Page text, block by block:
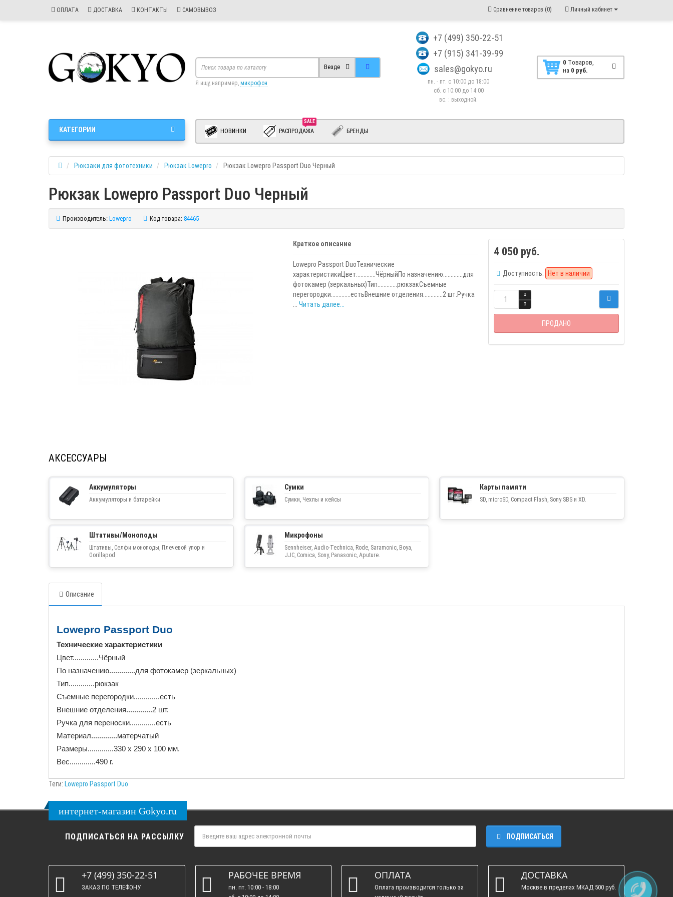
ОПЛАТА ДОСТАВКА КОНТАКТЫ САМОВЫВОЗ Личный кабинет
Сравнение товаров (0)
+7 (499) 350-22-51
+7 (915) 341-39-99
sales@gokyo.ru
пн. - пт. с 10:00 до 18:00
сб. c 10:00 до 14:00
вс. : выходной.
0 Tоваров,
на 0 руб.
Везде
Я ищу, например, микрофон
НОВИНКИ
SALE
РАСПРОДАЖА БРЕНДЫ
КАТЕГОРИИ
Рюкзаки для фототехники Рюкзак Lowepro Рюкзак Lowepro Passport Duo Черный
Рюкзак Lowepro Passport Duo Черный
Производитель: Lowepro Код товара: 84465
Краткое описание
Lowepro Passport DuoТехнические
характеристикиЦвет.............ЧёрныйПо назначению.............для
фотокамер (зеркальных)Тип.............рюкзакСъемные
перегородки.............естьВнешние отделения.............2 шт.Ручка
Читать далее...
4 050 руб.
Доступность: Нет в наличии
ПРОДАНО
АКСЕССУАРЫ
Аккумуляторы
Аккумуляторы и батарейки
Сумки
Сумки, Чехлы и кейсы
Карты памяти
SD, microSD, Compact Flash, Sony SBS и XD.
Штативы/Моноподы
Штативы, Селфи моноподы, Плечевой упор и
Gorillapod
Микрофоны
Sennheiser, Audio-Technica, Rode, Saramonic, Boya,
JJC, Comica, Sony, Panasonic, Aputure.
Описание
Lowepro Passport Duo
Технические характеристики
Цвет.............Чёрный
По назначению.............для фотокамер (зеркальных)
Тип.............рюкзак
Съемные перегородки.............есть
Внешние отделения.............2 шт.
Ручка для переноски.............есть
Материал.............матерчатый
Размеры.............330 x 290 x 100 мм.
Вес.............490 г.
Теги: Lowepro Passport Duo
интернет-магазин Gokyo.ru
ПОДПИСАТЬСЯ НА РАССЫЛКУ ПОДПИСАТЬСЯ
+7 (499) 350-22-51
ЗАКАЗ ПО ТЕЛЕФОНУ
РАБОЧЕЕ ВРЕМЯ
пн. пт. 10:00 - 18:00
ОПЛАТА
Оплата производится только за
ДОСТАВКА
Москве в пределах МКАД 500 руб.